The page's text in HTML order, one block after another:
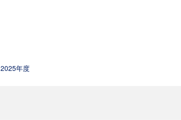
2025年度